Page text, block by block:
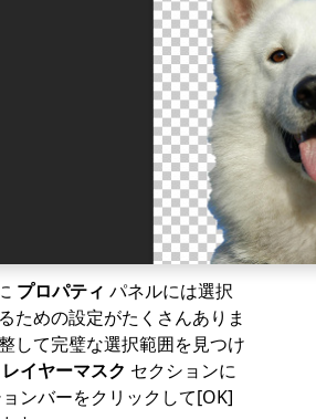
プロパティ パネルには選択
ための設定がたくさんありま
して完璧な選択範囲を見つけ
レイヤーマスク セクションに
ンバーをクリックして[OK]